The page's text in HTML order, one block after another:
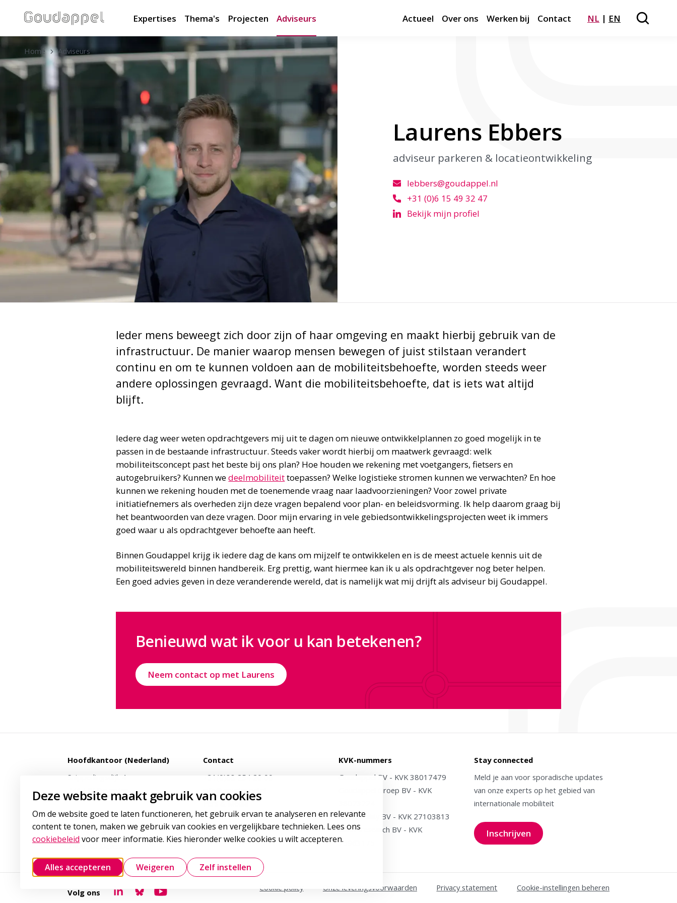
Deze website maakt gebruik van cookies
Om de website goed te laten functioneren, het gebruik ervan te analyseren en relevante
content te tonen, maken we gebruik van cookies en vergelijkbare technieken. Lees ons
cookiebeleid voor meer informatie. Kies hieronder welke cookies u wilt accepteren.
Alles accepteren Weigeren Zelf instellen
Zoeken
Expertises Thema's Projecten Adviseurs Actueel Over ons Werken bij Contact NL EN
Home Adviseurs
Laurens Ebbers
adviseur parkeren & locatieontwikkeling
lebbers@goudappel.nl
+31 (0)6 15 49 32 47
Bekijk mijn profiel
Ieder mens beweegt zich door zijn of haar omgeving en maakt hierbij gebruik van de
infrastructuur. De manier waarop mensen bewegen of juist stilstaan verandert
continu en om te kunnen voldoen aan de mobiliteitsbehoefte, worden steeds weer
andere oplossingen gevraagd. Want die mobiliteitsbehoefte, dat is iets wat altijd
blijft.
Iedere dag weer weten opdrachtgevers mij uit te dagen om nieuwe ontwikkelplannen zo goed mogelijk in te
passen in de bestaande infrastructuur. Steeds vaker wordt hierbij om maatwerk gevraagd: welk
mobiliteitsconcept past het beste bij ons plan? Hoe houden we rekening met voetgangers, fietsers en
autogebruikers? Kunnen wedeelmobiliteittoepassen? Welke logistieke stromen kunnen we verwachten? En hoe
kunnen we rekening houden met de toenemende vraag naar laadvoorzieningen? Voor zowel private
initiatiefnemers als overheden zijn deze vragen bepalend voor plan- en beleidsvorming. Ik help daarom graag bij
het beantwoorden van deze vragen. Door mijn ervaring in vele gebiedsontwikkelingsprojecten weet ik immers
goed waar u als opdrachtgever behoefte aan heeft.
Binnen Goudappel krijg ik iedere dag de kans om mijzelf te ontwikkelen en is de meest actuele kennis uit de
mobiliteitswereld binnen handbereik. Erg prettig, want hiermee kan ik u als opdrachtgever nog beter helpen.
Een goed advies geven in deze veranderende wereld, dat is namelijk wat mij drijft als adviseur bij Goudappel.
Benieuwd wat ik voor u kan betekenen?
Neem contact op met Laurens
Hoofdkantoor (Nederland)
Snipperlingsdijk 4
7417 BJ Deventer
Postadres
Postbus 161
7400 AD Deventer
Contact
+31(0)88 254 20 00
info@goudappel.nl
Pers & Media
KVK-nummers
Goudappel BV - KVK 38017479
Goudappel Groep BV - KVK
Dat.mobility BV - KVK 27103813
Meet4research BV - KVK
75963175
Stay connected
Meld je aan voor sporadische updates
van onze experts op het gebied van
internationale mobiliteit
Inschrijvenvoor onze nieuwsbrief
Volg ons Goudappel LinkedIn
Goudappel BlueSky
Goudappel YouTube
Cookie policy Onze leveringsvoorwaarden Privacy statement Cookie-instellingen beheren